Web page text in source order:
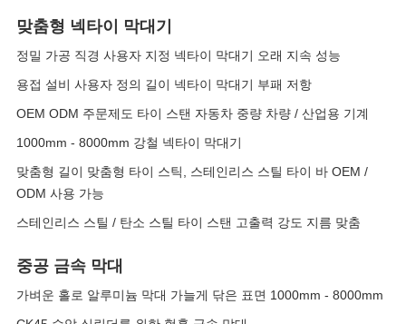
맞춤형 넥타이 막대기
정밀 가공 직경 사용자 지정 넥타이 막대기 오래 지속 성능
용접 설비 사용자 정의 길이 넥타이 막대기 부패 저항
OEM ODM 주문제도 타이 스탠 자동차 중량 차량 / 산업용 기계
1000mm - 8000mm 강철 넥타이 막대기
맞춤형 길이 맞춤형 타이 스틱, 스테인리스 스틸 타이 바 OEM /
ODM 사용 가능
스테인리스 스틸 / 탄소 스틸 타이 스탠 고출력 강도 지름 맞춤
중공 금속 막대
가벼운 홀로 알루미늄 막대 가늘게 닦은 표면 1000mm - 8000mm